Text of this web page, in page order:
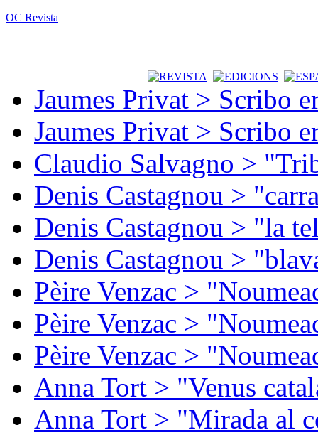
OC Revista
Jaumes Privat > Scribo
Jaumes Privat > Scribo
Claudio Salvagno >
Denis Castagnou >
Denis Castagnou > "la
Denis Castagnou >
Pèire Venzac >
Pèire Venzac >
Pèire Venzac >
Anna Tort > "Venus
Anna Tort > "Mirada al